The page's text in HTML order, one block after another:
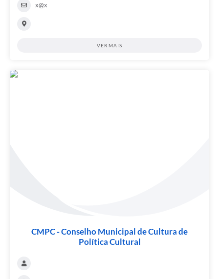
x@x
VER MAIS
CMPC - Conselho Municipal de Cultura de
Política Cultural